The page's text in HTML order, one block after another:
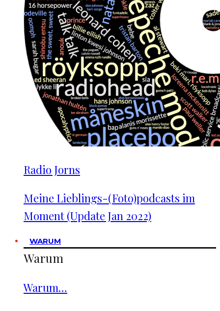
Radio Jorns
Meine Lieblings-(Foto)podcasts im
Moment (Update Jan 2022)
WARUM
Warum
Warum…